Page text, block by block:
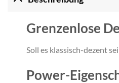
Grenzenlose
Soll es klassisch-dezent
Power-